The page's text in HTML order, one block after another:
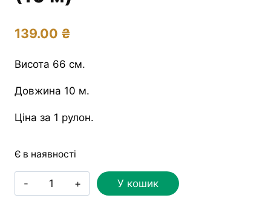
139.00 ₴
Висота 66 см.
Довжина 10 м.
Ціна за 1 рулон.
Є в наявності
Плівка
флористична
У кошик